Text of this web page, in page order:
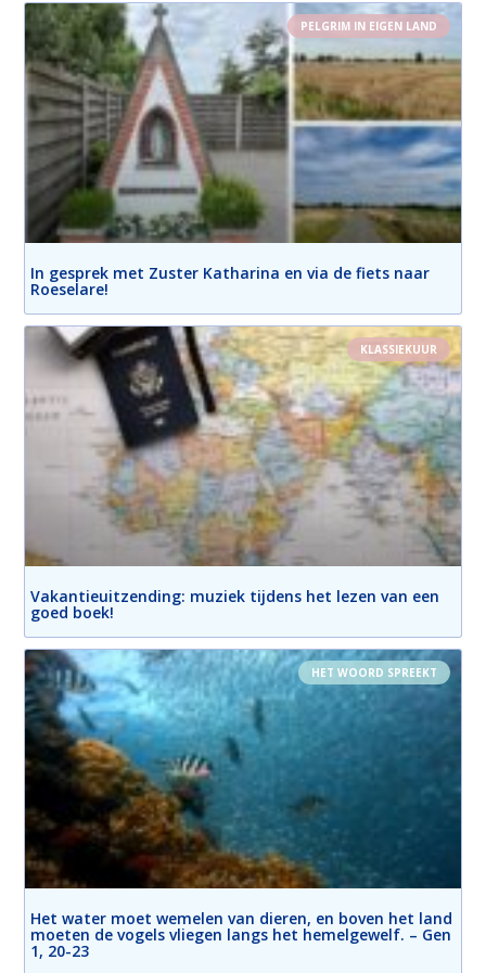
PELGRIM IN EIGEN LAND
In gesprek met Zuster Katharina en via de fiets naar
Roeselare!
KLASSIEKUUR
Vakantieuitzending: muziek tijdens het lezen van een
goed boek!
HET WOORD SPREEKT
Het water moet wemelen van dieren, en boven het land
moeten de vogels vliegen langs het hemelgewelf. – Gen
1, 20-23